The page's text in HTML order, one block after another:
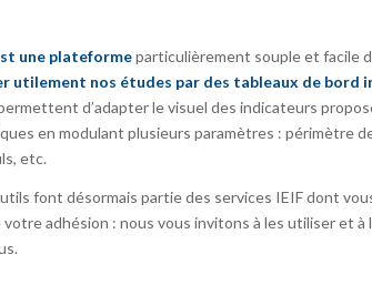
une plateformeparticulièrement souple et facile
utilement nos études par des tableaux de bord
d’adapter le visuel des indicateurs
en modulant plusieurs paramètres : périmètre
etc.
font désormais partie des services IEIF dont
votre adhésion : nous vous invitons à les utiliser et à